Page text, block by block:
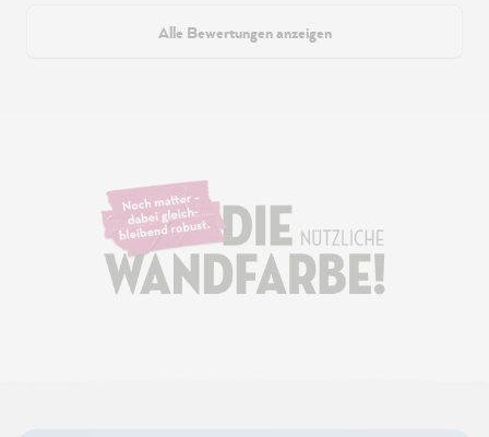
Alle Bewertungen anzeigen